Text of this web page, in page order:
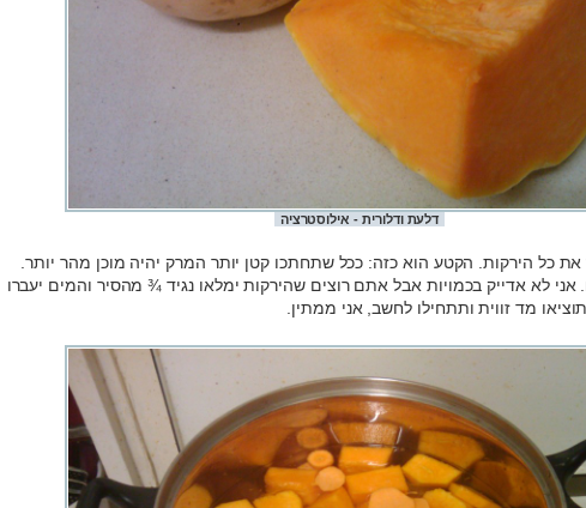
דלעת ודלורית - אילוסטרציה
כל הירקות. הקטע הוא כזה: ככל שתחתכו קטן יותר המרק יהיה מוכן מהר יותר.
לא אדייק בכמויות אבל אתם רוצים שהירקות ימלאו נגיד ¾ מהסיר והמים יעברו
מד זווית ותתחילו לחשב, אני ממתין.